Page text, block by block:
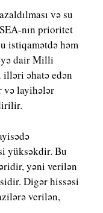
və su
nın prioritet
istiqamətdə həm
dair Milli
illəri əhatə edən
və layihələr
yüksəkdir. Bu
yəni verilən
Digər hissəsi
verilən,